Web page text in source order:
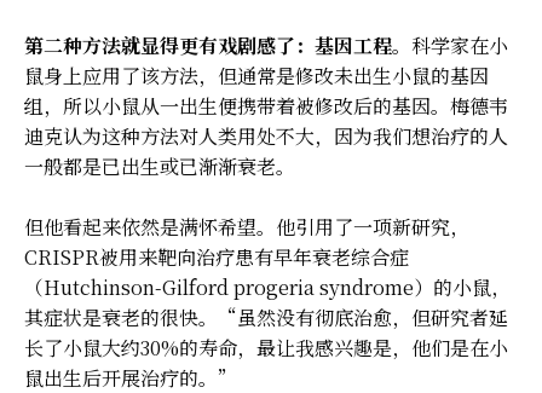
第二种方法就显得更有戏剧感了：基因工程。科学家在小
鼠身上应用了该方法，但通常是修改未出生小鼠的基因
组，所以小鼠从一出生便携带着被修改后的基因。梅德韦
迪克认为这种方法对人类用处不大，因为我们想治疗的人
一般都是已出生或已渐渐衰老。
但他看起来依然是满怀希望。他引用了一项新研究，
CRISPR被用来靶向治疗患有早年衰老综合症
（Hutchinson-Gilford progeria syndrome）的小鼠，
其症状是衰老的很快。“虽然没有彻底治愈，但研究者延
长了小鼠大约30%的寿命，最让我感兴趣是，他们是在小
鼠出生后开展治疗的。”